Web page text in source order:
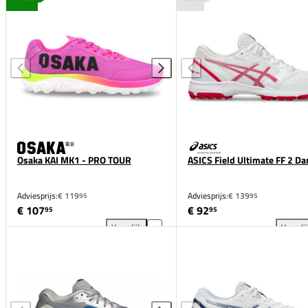
Osaka KAI MK1 - PRO TOUR
Adviesprijs:€ 11995
€ 10795
Vergelijk
ASICS Field Ultimate FF 2
Adviesprijs:€ 13995
€ 9295